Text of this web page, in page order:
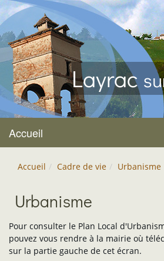
Layrac
Accueil
Accueil Cadre de vie Urbanisme
Urbanisme
Pour consulter le Plan Local
pouvez vous rendre à la mairie où
sur la partie gauche de cet écran.